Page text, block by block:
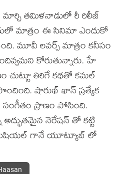
మార్చి తమిళనాడులో రీ రిలీజ్
మాత్రం ఈ సినిమా ఎందుకో
మూవీ లవర్స్ మాత్రం కనీసం
కోరుతున్నారు. హే
తిరిగే కథతో కమల్
షారుఖ్ ఖాన్ ప్రత్యేక
ప్రాణం పోసింది.
నెరేషన్ తో కట్టి
గానే యూట్యూబ్ లో